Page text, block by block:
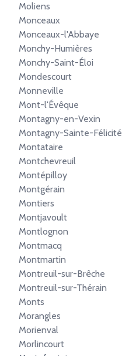
Moliens
Monceaux
Monceaux-l'Abbaye
Monchy-Humières
Monchy-Saint-Éloi
Mondescourt
Monneville
Mont-l'Évêque
Montagny-en-Vexin
Montagny-Sainte-Félicité
Montataire
Montchevreuil
Montépilloy
Montgérain
Montiers
Montjavoult
Montlognon
Montmacq
Montmartin
Montreuil-sur-Brêche
Montreuil-sur-Thérain
Monts
Morangles
Morienval
Morlincourt